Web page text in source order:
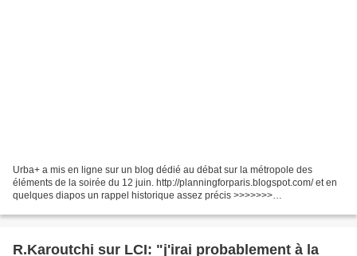
Urba+ a mis en ligne sur un blog dédié au débat sur la métropole des
éléments de la soirée du 12 juin. http://planningforparis.blogspot.com/ et en
quelques diapos un rappel historique assez précis >>>>>>>
R.Karoutchi sur LCI: "j'irai probablement à la